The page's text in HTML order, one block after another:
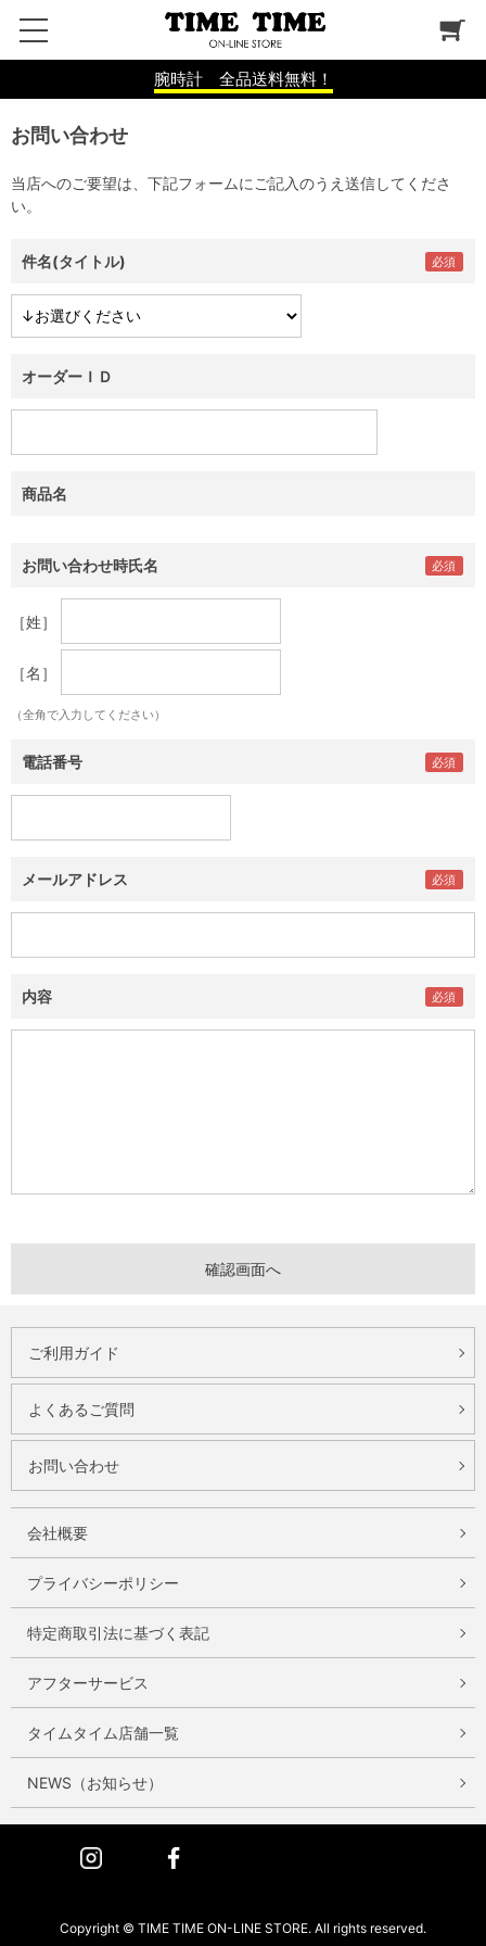
腕時計 全品送料無料！
お問い合わせ
当店へのご要望は、下記フォームにご記入のうえ送信してくださ
い。
件名(タイトル)
オーダーＩＤ
商品名
お問い合わせ時氏名
［姓］
［名］
（全角で入力してください）
電話番号
メールアドレス
内容
ご利用ガイド
よくあるご質問
お問い合わせ
会社概要
プライバシーポリシー
特定商取引法に基づく表記
アフターサービス
タイムタイム店舗一覧
NEWS（お知らせ）
Instagram
Copyright © TIME TIME ON-LINE STORE. All rights reserved.